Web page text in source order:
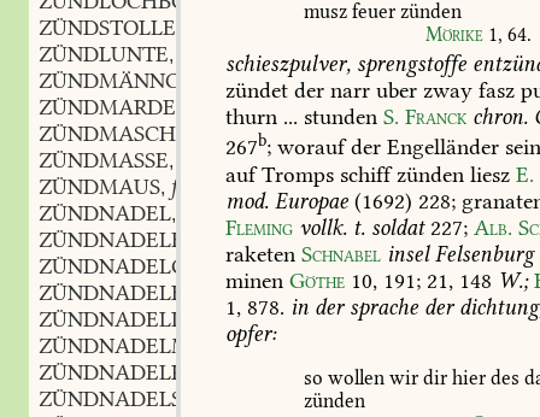
ZÜNDSTOLLEN
ZÜNDLUNTE,
ZÜNDMÄNNCHEN
n.
ZÜNDMARDER
ZÜNDMASCHINE
ZÜNDMASSE,
ZÜNDMAUS, f.
ZÜNDNADEL,
ZÜNDNADELFLINTE
ZÜNDNADELGEWEHR
ZÜNDNADELHAFT
ZÜNDNADELLAMPE
ZÜNDNADELMÄSZIG
ZÜNDNADELPATRONE
ZÜNDNADELSCHÜTZE
musz feuer zünden
Mörike 1, 64.
schieszpulver, sprengstoffe
zündet der narr uber zway fasz
thurn ... stunden S. Franck chron.
267b; woraufder Engelländer
aufTromps schiffzünden liesz E.
mod. Europae (1692) 228;
Fleming vollk. t. soldat 227; Alb.
raketen Schnabel inselFelsenburg
minen Göthe 10, 191; 21, 148 W.;
1, 878. in dersprache der
opfer:
so wollen wir dir hier des
zünden